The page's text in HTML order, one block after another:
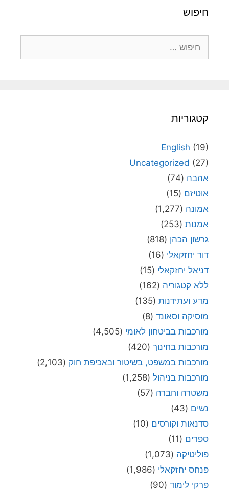
חיפוש
קטגוריות
English (19)
Uncategorized (27)
אהבה (74)
אוטיזם (15)
אמונה (1,277)
אמנות (253)
גרשון הכהן (818)
דור יחזקאלי (16)
דניאל יחזקאלי (15)
ללא קטגוריה (162)
מדע ועתידנות (135)
מוסיקה וסאונד (8)
מורכבות בביטחון לאומי (4,505)
מורכבות בחינוך (420)
מורכבות במשפט, בשיטור ובאכיפת חוק (2,103)
מורכבות בניהול (1,258)
משטרה וחברה (57)
נשים (43)
סדנאות וקורסים (10)
ספרים (11)
פוליטיקה (1,073)
פנחס יחזקאלי (1,986)
פרקי לימוד (90)